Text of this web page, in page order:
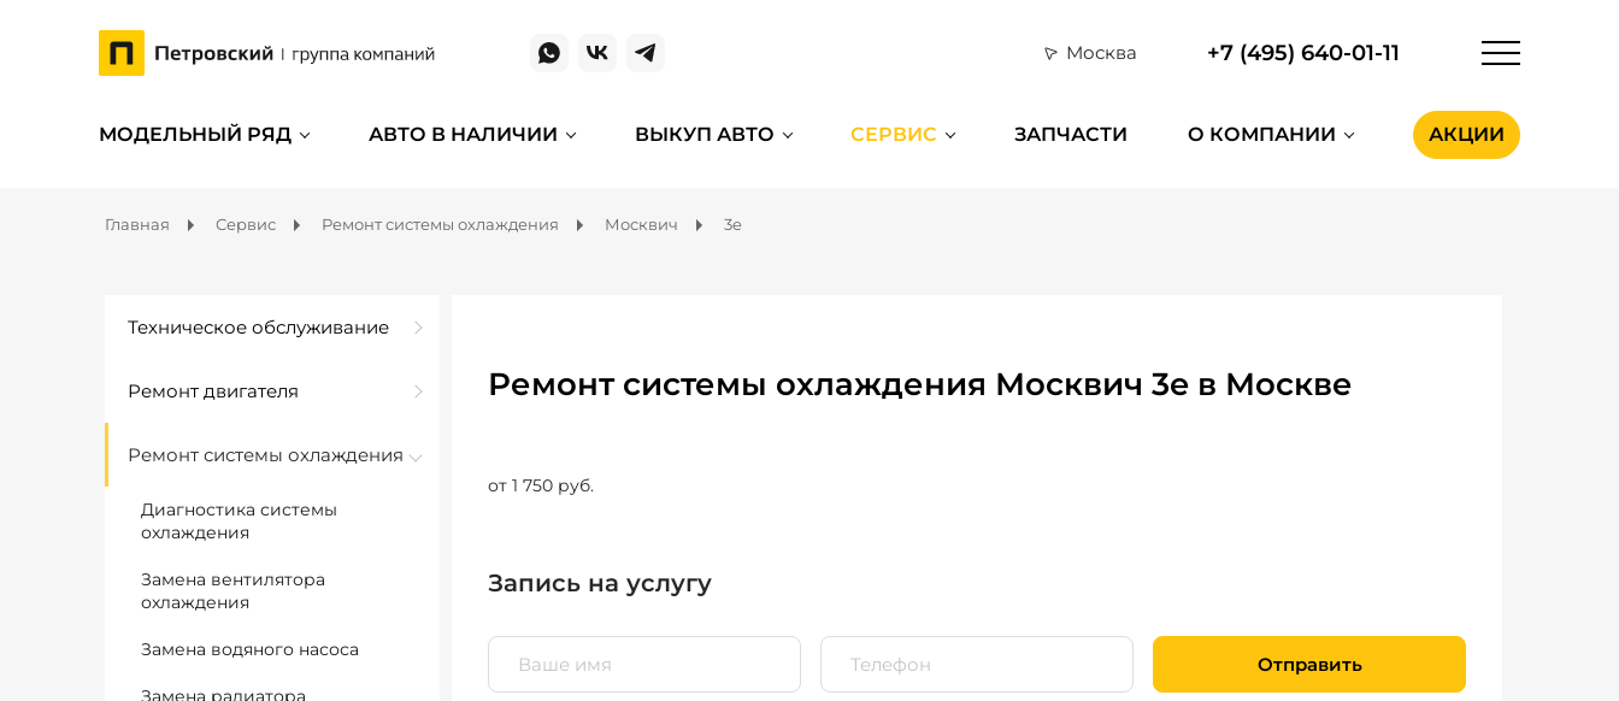
Москва +7 (495) 640-01-11
МОДЕЛЬНЫЙ РЯД АВТО В НАЛИЧИИ ВЫКУП АВТО СЕРВИС ЗАПЧАСТИ О КОМПАНИИ АКЦИИ
Главная Сервис Ремонт системы охлаждения Москвич 3e
Техническое обслуживание
Ремонт двигателя
Ремонт системы охлаждения
Диагностика системы
охлаждения
Замена вентилятора
охлаждения
Замена водяного насоса
Замена радиатора
Ремонт системы охлаждения Москвич 3e в Москве
от 1 750 руб.
Запись на услугу
Отправить